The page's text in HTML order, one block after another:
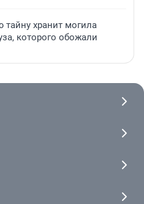
хранит могила
которого обожали